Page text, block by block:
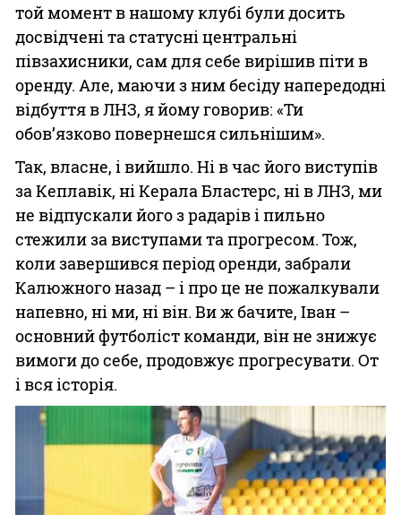
той момент в нашому клубі були досить
досвідчені та статусні центральні
півзахисники, сам для себе вирішив піти в
оренду. Але, маючи з ним бесіду напередодні
відбуття в ЛНЗ, я йому говорив: «Ти
обов’язково повернешся сильнішим».
Так, власне, і вийшло. Ні в час його виступів
за Кеплавік, ні Керала Бластерс, ні в ЛНЗ, ми
не відпускали його з радарів і пильно
стежили за виступами та прогресом. Тож,
коли завершився період оренди, забрали
Калюжного назад – і про це не пожалкували
напевно, ні ми, ні він. Ви ж бачите, Іван –
основний футболіст команди, він не знижує
вимоги до себе, продовжує прогресувати. От
і вся історія.